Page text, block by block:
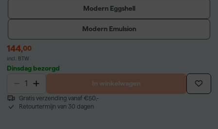
Modern Eggshell
Modern Emulsion
144,00
incl. BTW
Dinsdag bezorgd
In winkelwagen
Gratis verzending vanaf €50,-
Retourtermijn van 30 dagen